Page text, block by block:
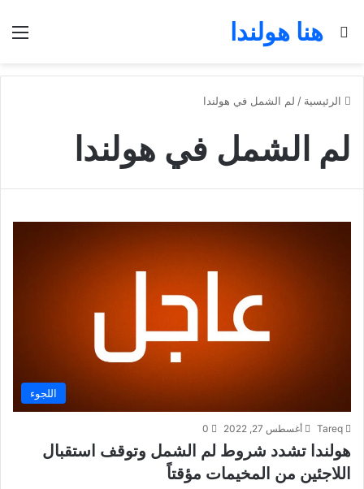
هنا هولندا
بحث عن
الرئيسية / لم الشمل في هولندا
لم الشمل في هولندا
اللجوء
Tareq أغسطس 27, 2022 0
هولندا تشدد شروط لم الشمل وتوقف استقبال
اللاجئين من المخيمات مؤقتاً